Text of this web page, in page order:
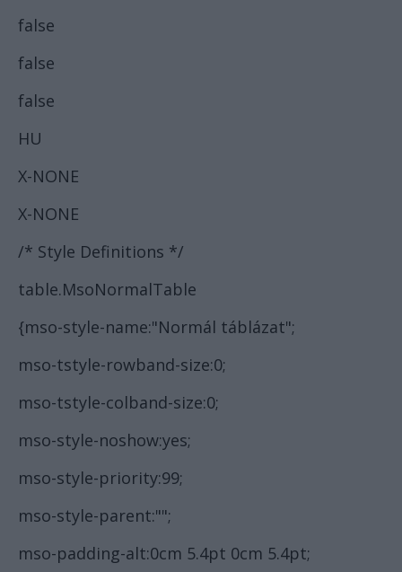
false
false
false
HU
X-NONE
X-NONE
/* Style Definitions */
table.MsoNormalTable
{mso-style-name:"Normál táblázat";
mso-tstyle-rowband-size:0;
mso-tstyle-colband-size:0;
mso-style-noshow:yes;
mso-style-priority:99;
mso-style-parent:"";
mso-padding-alt:0cm 5.4pt 0cm 5.4pt;